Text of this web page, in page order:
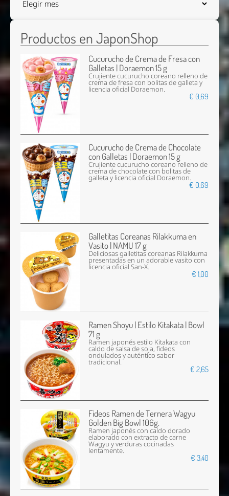
Productos en JaponShop
Cucurucho de Crema de Fresa con
Galletas | Doraemon 15 g
Crujiente cucurucho coreano relleno de
crema de fresa con bolitas de galleta y
licencia oficial Doraemon.
€ 0,69
Cucurucho de Crema de Chocolate
con Galletas | Doraemon 15 g
Crujiente cucurucho coreano relleno de
crema de chocolate con bolitas de
galleta y licencia oficial Doraemon.
€ 0,69
Galletitas Coreanas Rilakkuma en
Vasito | NAMU 17 g
Deliciosas galletitas coreanas Rilakkuma
presentadas en un adorable vasito con
licencia oficial San-X.
€ 1,00
Ramen Shoyu | Estilo Kitakata | Bowl
71 g
Ramen japonés estilo Kitakata con
caldo de salsa de soja, fideos
ondulados y auténtico sabor
tradicional.
€ 2,65
Fideos Ramen de Ternera Wagyu
Golden Big Bowl 106g.
Ramen japonés con caldo dorado
elaborado con extracto de carne
Wagyu y verduras cocinadas
lentamente.
€ 3,40